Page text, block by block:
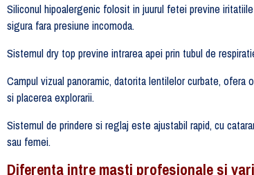
Siliconul hipoalergenic folosit in juurul fetei previne
sigura fara presiune incomoda.
Sistemul dry top previne intrarea apei prin tubul de
Campul vizual panoramic, datorita lentilelor curbate, ofera
si placerea explorarii.
Sistemul de prindere si reglaj este ajustabil rapid, cu
sau femei.
Diferenta intre masti profesionale si